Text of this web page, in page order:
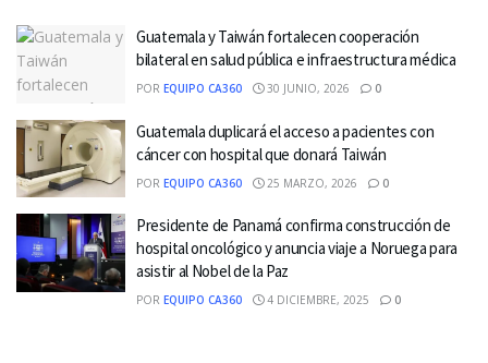
Guatemala y Taiwán fortalecen cooperación
bilateral en salud pública e infraestructura médica
POR EQUIPO CA360 30 JUNIO, 2026 0
Guatemala duplicará el acceso a pacientes con
cáncer con hospital que donará Taiwán
POR EQUIPO CA360 25 MARZO, 2026 0
Presidente de Panamá confirma construcción de
hospital oncológico y anuncia viaje a Noruega para
asistir al Nobel de la Paz
POR EQUIPO CA360 4 DICIEMBRE, 2025 0